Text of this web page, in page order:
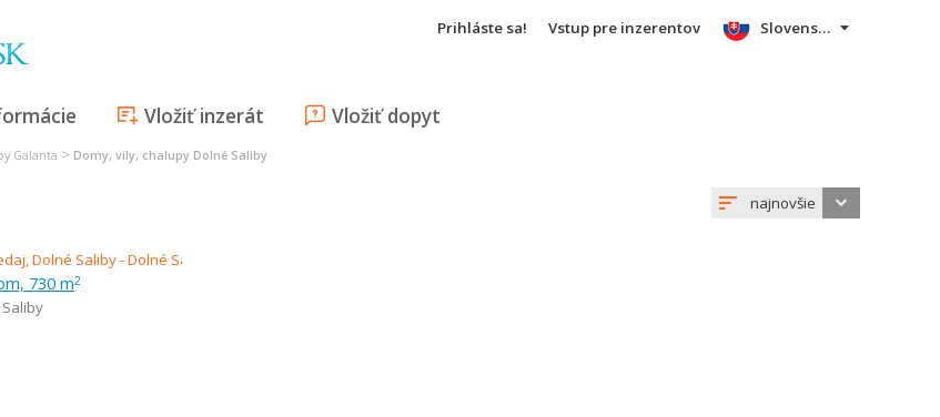
Prihláste sa! Vstup pre inzerentov
Vložiť inzerát Vložiť dopyt
Slovensky
Galanta > Domy, vily, chalupy Dolné Saliby
najnovšie
730 m2